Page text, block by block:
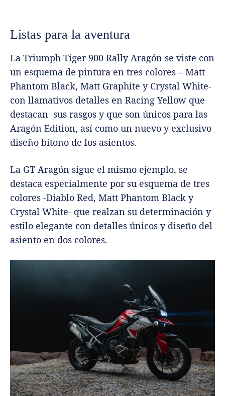
Listas para la aventura
La Triumph Tiger 900 Rally Aragón se viste con
un esquema de pintura en tres colores – Matt
Phantom Black, Matt Graphite y Crystal White-
con llamativos detalles en Racing Yellow que
destacan sus rasgos y que son únicos para las
Aragón Edition, así como un nuevo y exclusivo
diseño bitono de los asientos.
La GT Aragón sigue el mismo ejemplo, se
destaca especialmente por su esquema de tres
colores -Diablo Red, Matt Phantom Black y
Crystal White- que realzan su determinación y
estilo elegante con detalles únicos y diseño del
asiento en dos colores.